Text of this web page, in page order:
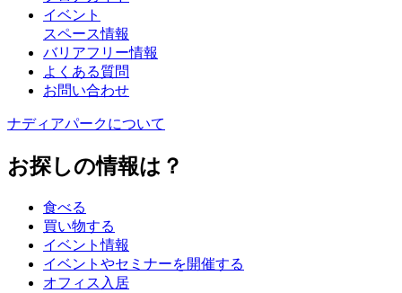
イベント
スペース情報
バリアフリー情報
よくある質問
お問い合わせ
ナディアパークについて
お探しの情報は？
食べる
買い物する
イベント情報
イベントやセミナーを開催する
オフィス入居